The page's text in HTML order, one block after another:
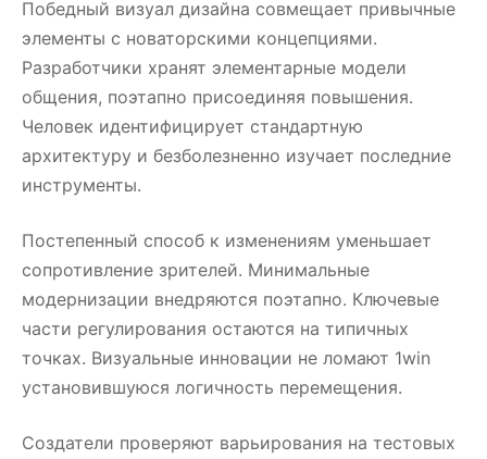
Победный визуал дизайна совмещает привычные
элементы с новаторскими концепциями.
Разработчики хранят элементарные модели
общения, поэтапно присоединяя повышения.
Человек идентифицирует стандартную
архитектуру и безболезненно изучает последние
инструменты.
Постепенный способ к изменениям уменьшает
сопротивление зрителей. Минимальные
модернизации внедряются поэтапно. Ключевые
части регулирования остаются на типичных
точках. Визуальные инновации не ломают 1win
установившуюся логичность перемещения.
Создатели проверяют варьирования на тестовых